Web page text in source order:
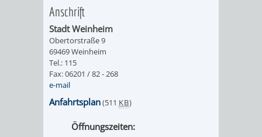
Anschrift
Stadt Weinheim
Obertorstraße 9
69469 Weinheim
Tel.: 115
Fax: 06201 / 82 - 268
e-mail
Anfahrtsplan(511 KB)
Öffnungszeiten: